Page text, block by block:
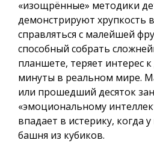
«изощрённые» методики
демонстрируют хрупкость
справляться с малейшей
способный собрать
планшете, теряет интерес к
минуты в реальном мире.
или прошедший десяток
«эмоциональному
впадает в истерику, когда
башня из кубиков.